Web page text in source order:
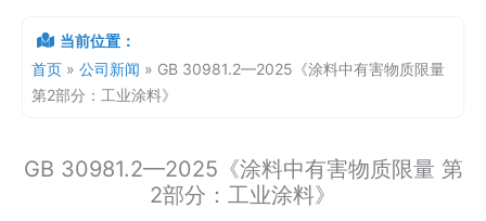
当前位置：
首页 » 公司新闻 » GB 30981.2—2025《涂料中有害物质限量
第2部分：工业涂料》
GB 30981.2—2025《涂料中有害物质限量 第
2部分：工业涂料》